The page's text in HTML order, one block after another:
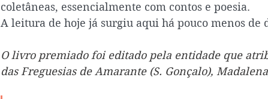
coletâneas, essencialmente com contos e poesia.
A leitura de hoje já surgiu aqui há pouco menos de
O livro premiado foi editado pela entidade que
das Freguesias de Amarante (S. Gonçalo),